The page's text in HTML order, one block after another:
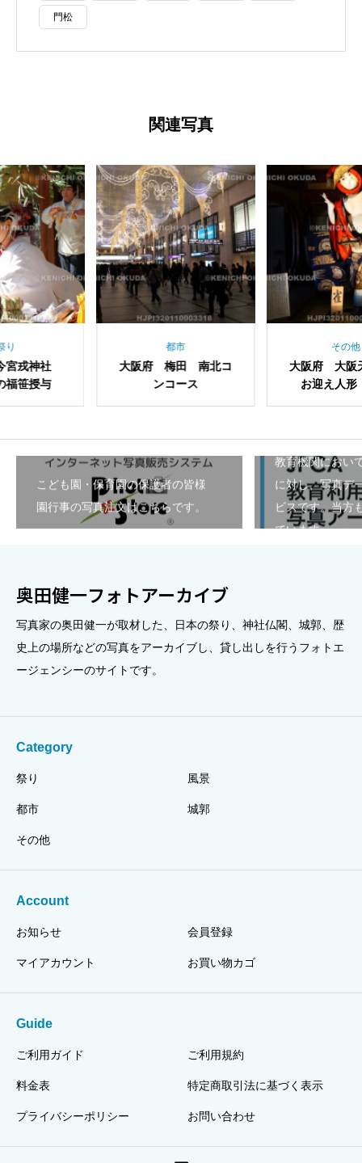
門松
関連写真
府 梅田 南北コ
ンコース
大阪府 大阪天満宮
お迎え人形 雀踊
和歌山
園 捕
こども園・保育園の保護者の皆様
園行事の写真注文はこちらです。
教育機関におい
に対し、写真デ
ビスです。当方
ています。
奥田健一フォトアーカイブ
写真家の奥田健一が取材した、日本の祭り、神社仏閣、城郭、歴
史上の場所などの写真をアーカイブし、貸し出しを行うフォトエ
ージェンシーのサイトです。
Category
祭り 風景
都市 城郭
その他
Account
お知らせ 会員登録
マイアカウント お買い物カゴ
Guide
ご利用ガイド ご利用規約
料金表 特定商取引法に基づく表示
プライバシーポリシー お問い合わせ